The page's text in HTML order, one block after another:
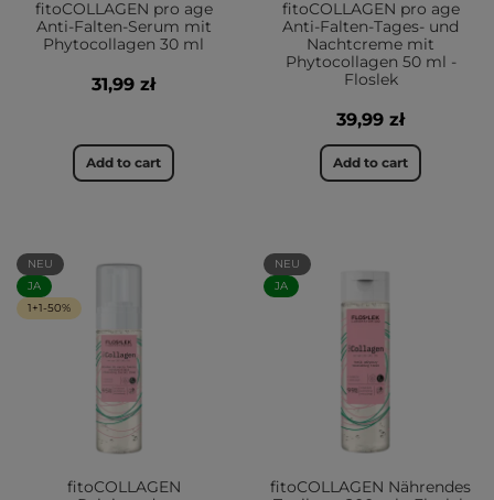
fitoCOLLAGEN pro age
Anti-Falten-Serum mit
Phytocollagen 30 ml
31,99 zł
Add to cart
fitoCOLLAGEN pro age
Anti-Falten-Tages- und
Nachtcreme mit
Phytocollagen 50 ml -
Floslek
39,99 zł
Add to cart
NEU
JA
1+1-50%
fitoCOLLAGEN
NEU
JA
fitoCOLLAGEN Nährendes